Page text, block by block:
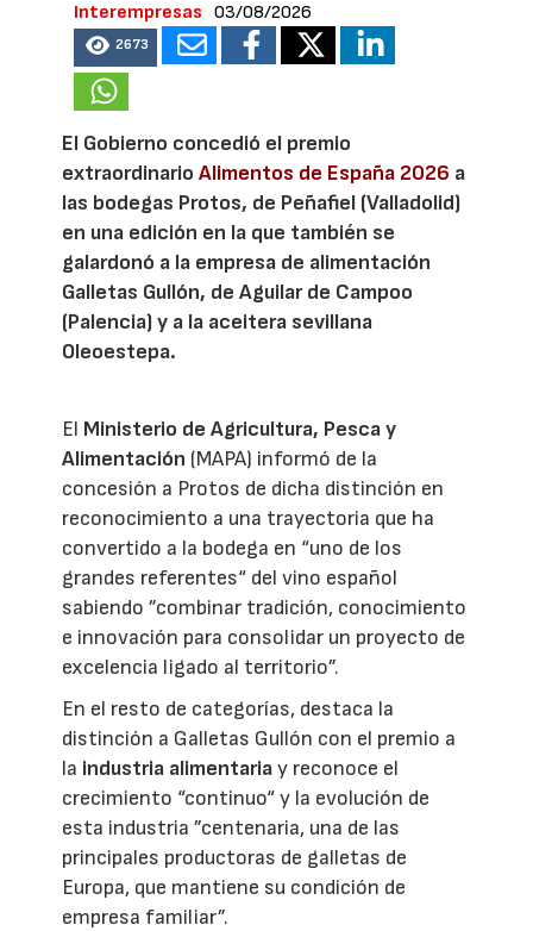
Interempresas
03/08/2026
2673
El Gobierno concedió el premio
extraordinarioAlimentos de España 2026 a
las bodegas Protos, de Peñafiel (Valladolid)
en una edición en la que también se
galardonó a la empresa de alimentación
Galletas Gullón, de Aguilar de Campoo
(Palencia) y a la aceitera sevillana
Oleoestepa.
El Ministerio de Agricultura, Pesca y
Alimentación (MAPA) informó de la
concesión a Protos de dicha distinción en
reconocimiento a una trayectoria que ha
convertido a la bodega en “uno de los
grandes referentes“ del vino español
sabiendo ”combinar tradición, conocimiento
e innovación para consolidar un proyecto de
excelencia ligado al territorio”.
En el resto de categorías, destaca la
distinción a Galletas Gullón con el premio a
la industria alimentariay reconoce el
crecimiento “continuo“ y la evolución de
esta industria ”centenaria, una de las
principales productoras de galletas de
Europa, que mantiene su condición de
empresa familiar”.